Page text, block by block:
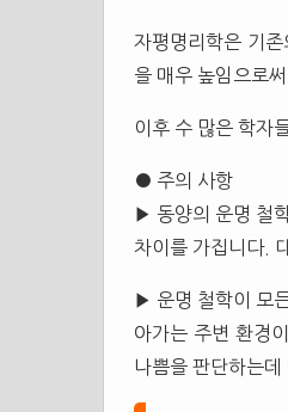
자평명리학은 기
을 매우 높임으로
이후 수 많은 학자
● 주의 사항
▶ 동양의 운명 철
차이를 가집니다.
▶ 운명 철학이 모
아가는 주변 환경
나쁨을 판단하는